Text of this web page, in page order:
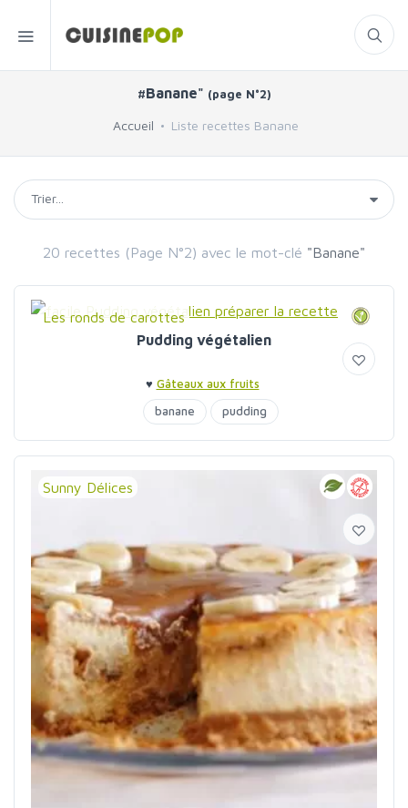
#Banane" (page N°2)
Accueil Liste recettes Banane
20 recettes (Page N°2) avec le mot-clé "Banane"
Les ronds de carottes
Pudding végétalien
♥ Gâteaux aux fruits
banane
pudding
Sunny Délices